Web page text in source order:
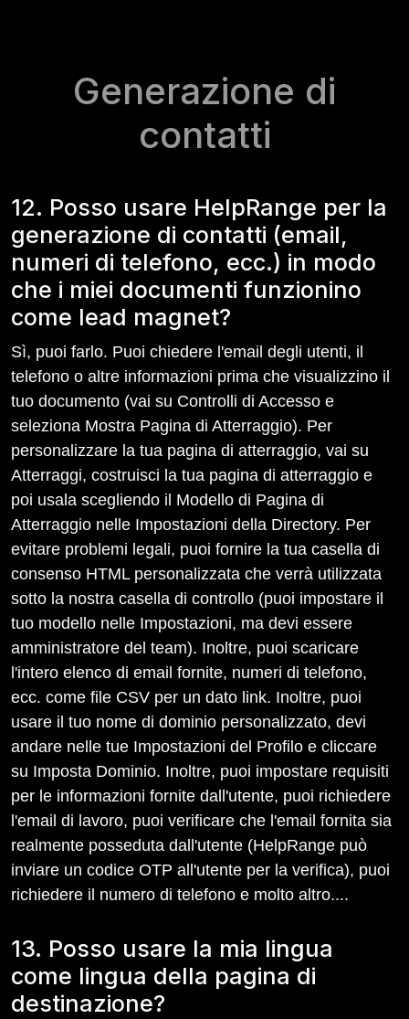
Generazione di
contatti
12. Posso usare HelpRange per la
generazione di contatti (email,
numeri di telefono, ecc.) in modo
che i miei documenti funzionino
come lead magnet?
Sì, puoi farlo. Puoi chiedere l'email degli utenti, il
telefono o altre informazioni prima che visualizzino il
tuo documento (vai su Controlli di Accesso e
seleziona Mostra Pagina di Atterraggio). Per
personalizzare la tua pagina di atterraggio, vai su
Atterraggi, costruisci la tua pagina di atterraggio e
poi usala scegliendo il Modello di Pagina di
Atterraggio nelle Impostazioni della Directory. Per
evitare problemi legali, puoi fornire la tua casella di
consenso HTML personalizzata che verrà utilizzata
sotto la nostra casella di controllo (puoi impostare il
tuo modello nelle Impostazioni, ma devi essere
amministratore del team). Inoltre, puoi scaricare
l'intero elenco di email fornite, numeri di telefono,
ecc. come file CSV per un dato link. Inoltre, puoi
usare il tuo nome di dominio personalizzato, devi
andare nelle tue Impostazioni del Profilo e cliccare
su Imposta Dominio. Inoltre, puoi impostare requisiti
per le informazioni fornite dall'utente, puoi richiedere
l'email di lavoro, puoi verificare che l'email fornita sia
realmente posseduta dall'utente (HelpRange può
inviare un codice OTP all'utente per la verifica), puoi
richiedere il numero di telefono e molto altro....
13. Posso usare la mia lingua
come lingua della pagina di
destinazione?